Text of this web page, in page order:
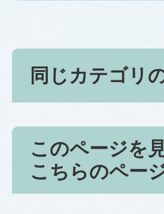
同じカテゴリ
このページを
こちらのペー